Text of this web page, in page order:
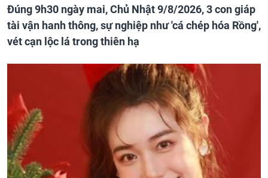
Đúng 9h30 ngày mai, Chủ Nhật 9/8/2026, 3 con giáp
tài vận hanh thông, sự nghiệp như 'cá chép hóa Rồng',
vét cạn lộc lá trong thiên hạ